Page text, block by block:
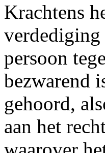
Krachtens
verdediging
persoon
bezwarend
gehoord,
aan het